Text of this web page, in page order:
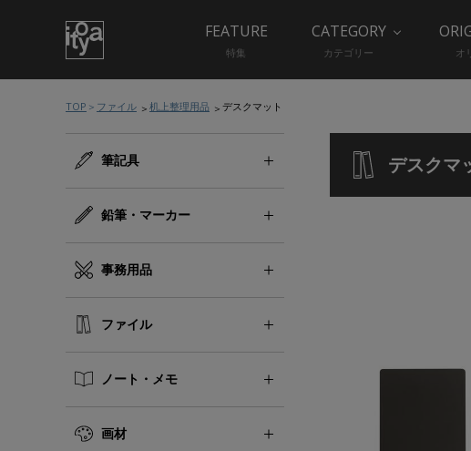
FEATURE
特集
CATEGORY
カテゴリー オ
TOP ファイル 机上整理用品 デスクマット
筆記具
鉛筆・マーカー
事務用品
ファイル
ノート・メモ
画材
デスクマ